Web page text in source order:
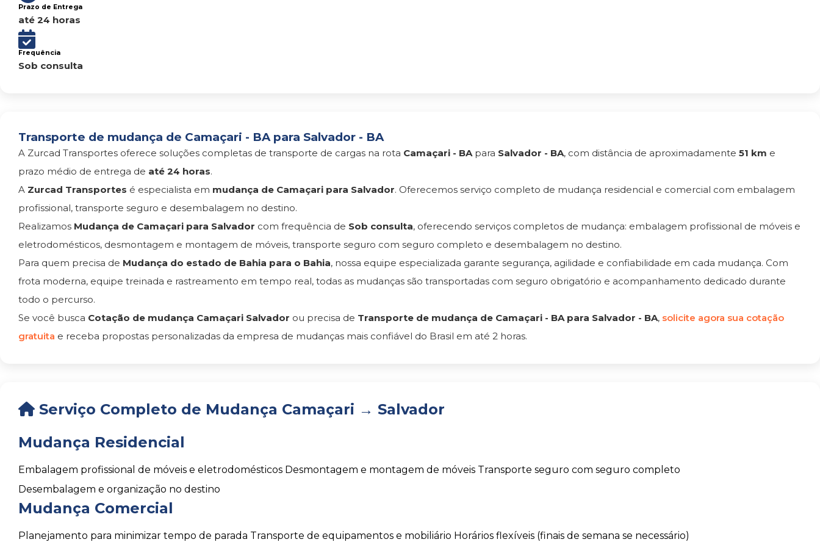
Prazo de Entrega
até 24 horas
Frequência
Sob consulta
Transporte de mudança de Camaçari - BA para Salvador - BA
A Zurcad Transportes oferece soluções completas de transporte de cargas na rota Camaçari - BApara Salvador - BA, com distância de aproximadamente 51 km e
prazo médio de entrega de até 24 horas.
A Zurcad Transportes é especialista em mudança de Camaçari para Salvador. Oferecemos serviço completo de mudança residencial e comercial com embalagem
profissional, transporte seguro e desembalagem no destino.
Realizamos Mudança de Camaçari para Salvador com frequência de Sob consulta, oferecendo serviços completos de mudança: embalagem profissional de móveis e
eletrodomésticos, desmontagem e montagem de móveis, transporte seguro com seguro completo e desembalagem no destino.
Para quem precisa de Mudança do estado de Bahia para o Bahia, nossa equipe especializada garante segurança, agilidade e confiabilidade em cada mudança. Com
frota moderna, equipe treinada e rastreamento em tempo real, todas as mudanças são transportadas com seguro obrigatório e acompanhamento dedicado durante
todo o percurso.
Se você busca Cotação de mudança Camaçari Salvador ou precisa de Transporte de mudança de Camaçari - BA para Salvador - BA, solicite agora sua cotação
gratuita e receba propostas personalizadas da empresa de mudanças mais confiável do Brasil em até 2 horas.
Serviço Completo de Mudança Camaçari → Salvador
Mudança Residencial
Embalagem profissional de móveis e eletrodomésticos Desmontagem e montagem de móveis Transporte seguro com seguro completo
Desembalagem e organização no destino
Mudança Comercial
Planejamento para minimizar tempo de parada Transporte de equipamentos e mobiliário Horários flexíveis (finais de semana se necessário)